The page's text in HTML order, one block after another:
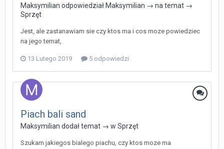
Maksymilian odpowiedziałMaksymilian → na temat →
Sprzęt
Jest, ale zastanawiam sie czy ktos ma i cos moze powiedziec
na jego temat,
13 Lutego 2019 5 odpowiedzi
Piach bali sand
Maksymilian dodał temat → w Sprzęt
Szukam jakiegos bialego piachu, czy ktos moze ma